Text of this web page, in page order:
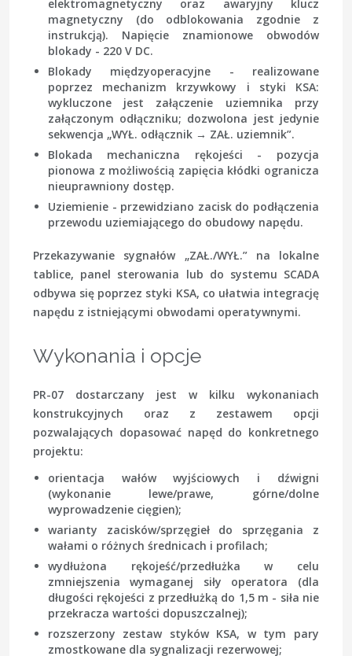
elektromagnetyczny oraz awaryjny klucz
magnetyczny (do odblokowania zgodnie z
instrukcją). Napięcie znamionowe obwodów
blokady - 220 V DC.
Blokady międzyoperacyjne - realizowane
poprzez mechanizm krzywkowy i styki KSA:
wykluczone jest załączenie uziemnika przy
załączonym odłączniku; dozwolona jest jedynie
sekwencja „WYŁ. odłącznik → ZAŁ. uziemnik”.
Blokada mechaniczna rękojeści - pozycja
pionowa z możliwością zapięcia kłódki ogranicza
nieuprawniony dostęp.
Uziemienie- przewidziano zacisk do podłączenia
przewodu uziemiającego do obudowy napędu.
Przekazywanie sygnałów „ZAŁ./WYŁ.” na lokalne
tablice, panel sterowania lub do systemu SCADA
odbywa się poprzez styki KSA, co ułatwia integrację
napędu z istniejącymi obwodami operatywnymi.
Wykonania i opcje
PR-07 dostarczany jest w kilku wykonaniach
konstrukcyjnych oraz z zestawem opcji
pozwalających dopasować napęd do konkretnego
projektu:
orientacja wałów wyjściowych i dźwigni
(wykonanie lewe/prawe, górne/dolne
wyprowadzenie cięgien);
warianty zacisków/sprzęgieł do sprzęgania z
wałami o różnych średnicach i profilach;
wydłużona rękojeść/przedłużka w celu
zmniejszenia wymaganej siły operatora (dla
długości rękojeści z przedłużką do 1,5 m - siła nie
przekracza wartości dopuszczalnej);
rozszerzony zestaw styków KSA, w tym pary
zmostkowane dla sygnalizacji rezerwowej;